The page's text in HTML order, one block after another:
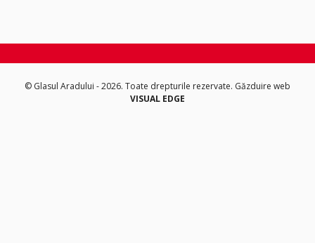
© Glasul Aradului - 2026. Toate drepturile rezervate. Găzduire web
VISUAL EDGE